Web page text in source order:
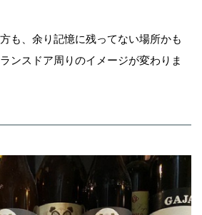
も、余り記憶に残ってない場所かも
ンスドア周りのイメージが変わりま